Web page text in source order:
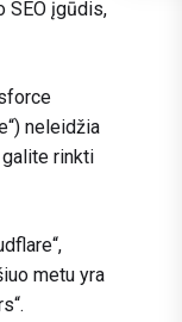
SEO įgūdis,
neleidžia
galite rinkti
metu yra